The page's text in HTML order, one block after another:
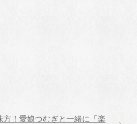
方！愛娘つむぎと一緒に「楽